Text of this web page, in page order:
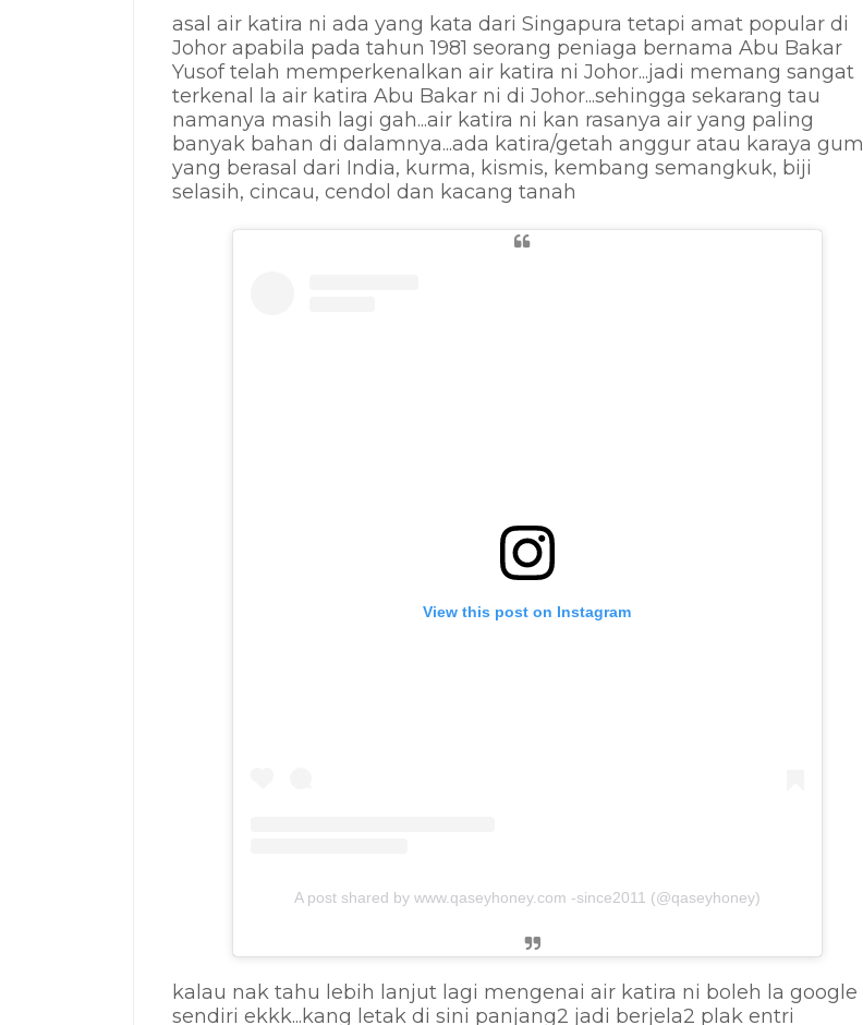
asal air katira ni ada yang kata dari Singapura tetapi amat popular di
Johor apabila pada tahun 1981 seorang peniaga bernama Abu Bakar
Yusof telah memperkenalkan air katira ni Johor...jadi memang sangat
terkenal la air katira Abu Bakar ni di Johor...sehingga sekarang tau
namanya masih lagi gah...air katira ni kan rasanya air yang paling
banyak bahan di dalamnya...ada katira/getah anggur atau karaya gum
yang berasal dari India, kurma, kismis, kembang semangkuk, biji
selasih, cincau, cendol dan kacang tanah
View this post on Instagram
A post shared by www.qaseyhoney.com -since2011 (@qaseyhoney)
kalau nak tahu lebih lanjut lagi mengenai air katira ni boleh la google
sendiri ekkk...kang letak di sini panjang2 jadi berjela2 plak entri